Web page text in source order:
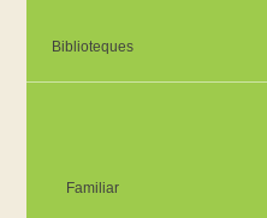
Biblioteques
Familiar